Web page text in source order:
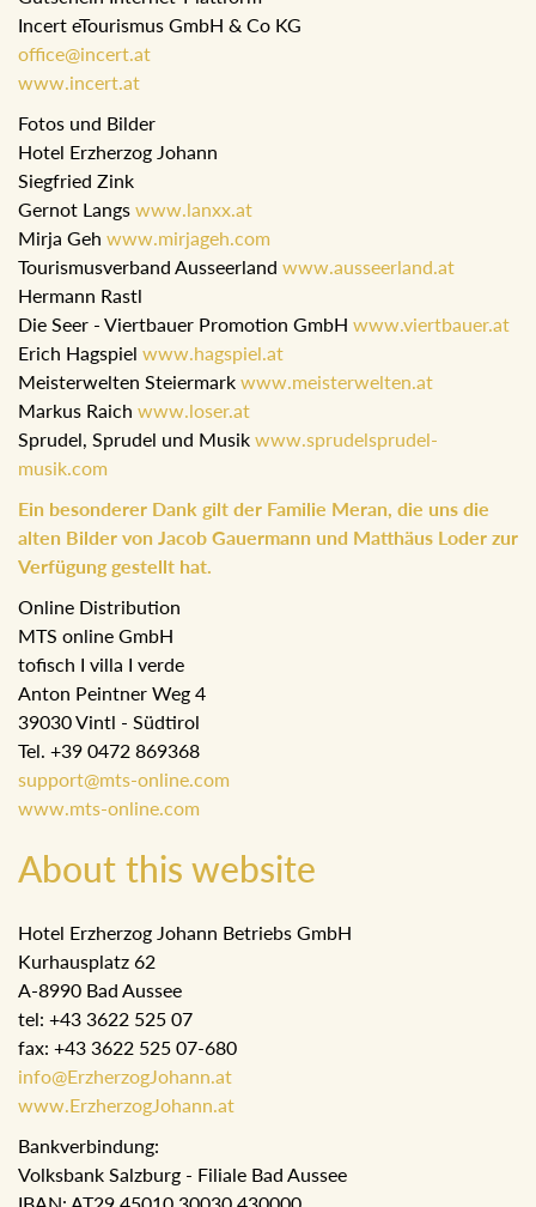
Incert eTourismus GmbH & Co KG
office@incert.at
www.incert.at
Fotos und Bilder
Hotel Erzherzog Johann
Siegfried Zink
Gernot Langs www.lanxx.at
Mirja Geh www.mirjageh.com
Tourismusverband Ausseerland www.ausseerland.at
Hermann Rastl
Die Seer - Viertbauer Promotion GmbH www.viertbauer.at
Erich Hagspiel www.hagspiel.at
Meisterwelten Steiermark www.meisterwelten.at
Markus Raich www.loser.at
Sprudel, Sprudel und Musik www.sprudelsprudel-
musik.com
Ein besonderer Dank gilt der Familie Meran, die uns die
alten Bilder von Jacob Gauermann und Matthäus Loder zur
Verfügung gestellt hat.
Online Distribution
MTS online GmbH
tofisch I villa I verde
Anton Peintner Weg 4
39030 Vintl - Südtirol
Tel. +39 0472 869368
support@mts-online.com
www.mts-online.com
About this website
Hotel Erzherzog Johann Betriebs GmbH
Kurhausplatz 62
A-8990 Bad Aussee
tel: +43 3622 525 07
fax: +43 3622 525 07-680
info@ErzherzogJohann.at
www.ErzherzogJohann.at
Bankverbindung:
Volksbank Salzburg - Filiale Bad Aussee